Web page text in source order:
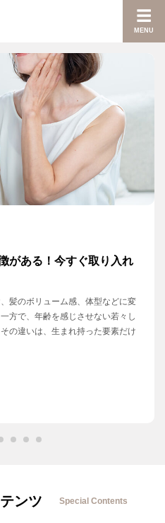
MENU
がある！今すぐ取り入れ
髪のボリューム感、体型などに変
方で、年齢を感じさせない若々し
の違いは、生まれ持った要素だけ
こともあります。今回は、老けな
ンツ Special Contents